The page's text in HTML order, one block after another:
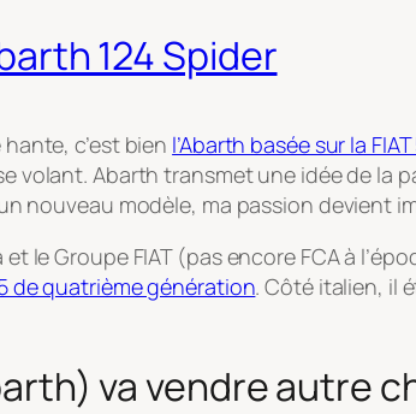
124 Spider
c’est bien l’Abarth basée sur la
volant. Abarth transmet une idée de la
nouveau modèle, ma passion devient
le Groupe FIAT (pas encore FCA à
de quatrième génération. Côté italien, il
va vendre autre